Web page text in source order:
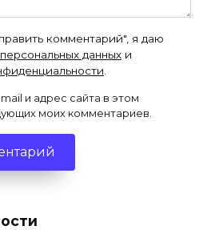
комментарий", я даю
данных и
.
и адрес сайта в этом
моих комментариев.